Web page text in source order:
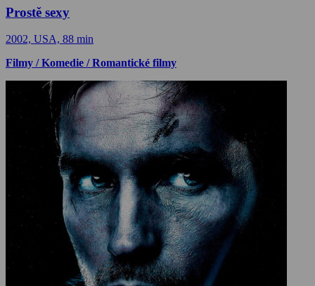
Prostě sexy
2002, USA, 88 min
Filmy / Komedie / Romantické filmy